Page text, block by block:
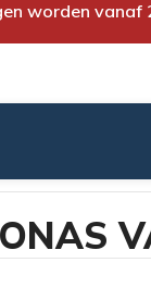
worden vanaf